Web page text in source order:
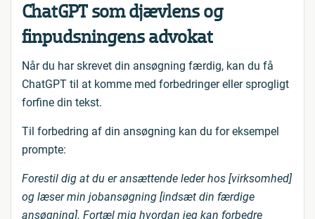
ChatGPT som djævlens og
finpudsningens advokat
Når du har skrevet din ansøgning færdig, kan du få
ChatGPT til at komme med forbedringer eller sprogligt
forfine din tekst.
Til forbedring af din ansøgning kan du for eksempel
prompte:
Forestil dig at du er ansættende leder hos [virksomhed]
og læser min jobansøgning [indsæt din færdige
ansøgning]. Fortæl mig hvordan jeg kan forbedre